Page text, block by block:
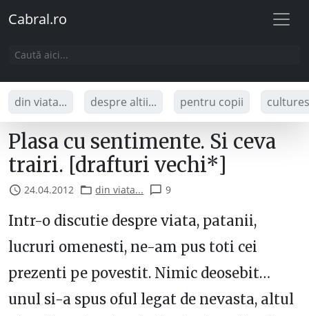
Cabral.ro
din viata... despre altii... pentru copii
Plasa cu sentimente. Si ceva
trairi. [drafturi vechi*]
24.04.2012 din viata... 9
Intr-o discutie despre viata, patanii,
lucruri omenesti, ne-am pus toti cei
prezenti pe povestit. Nimic deosebit…
unul si-a spus oful legat de nevasta, altul